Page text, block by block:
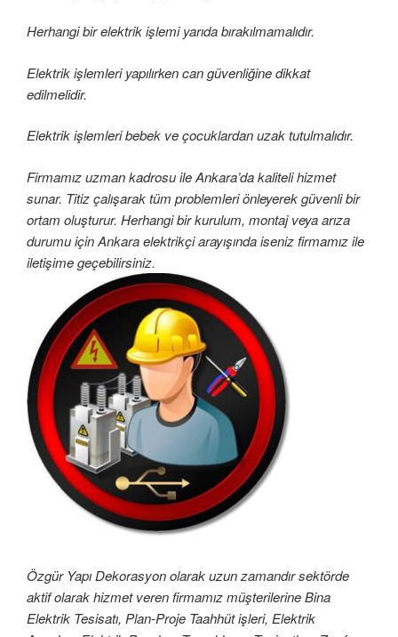
Herhangi bir elektrik işlemi yarıda bırakılmamalıdır.
Elektrik işlemleri yapılırken can güvenliğine dikkat
edilmelidir.
Elektrik işlemleri bebek ve çocuklardan uzak tutulmalıdır.
Firmamız uzman kadrosu ile Ankara’da kaliteli hizmet
sunar. Titiz çalışarak tüm problemleri önleyerek güvenli bir
ortam oluşturur. Herhangi bir kurulum, montaj veya arıza
durumu için Ankara elektrikçi arayışında iseniz firmamız ile
iletişime geçebilirsiniz.
Özgür Yapı Dekorasyon olarak uzun zamandır sektörde
aktif olarak hizmet veren firmamız müşterilerine Bina
Elektrik Tesisatı, Plan-Proje Taahhüt işleri, Elektrik